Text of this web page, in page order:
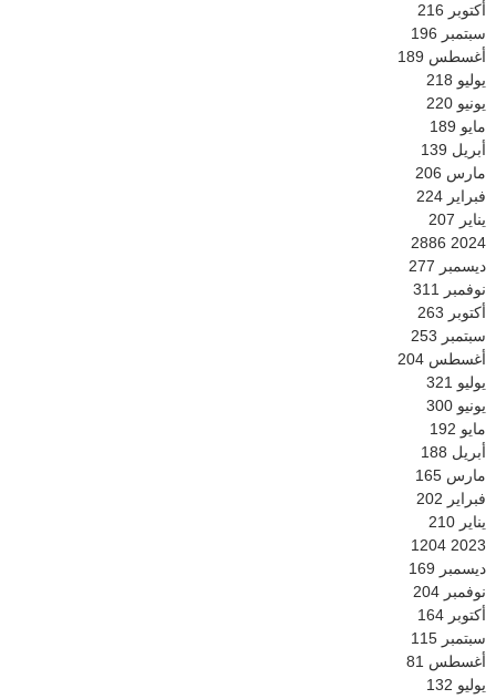
أكتوبر 216
سبتمبر 196
أغسطس 189
يوليو 218
يونيو 220
مايو 189
أبريل 139
مارس 206
فبراير 224
يناير 207
2024
2886
ديسمبر 277
نوفمبر 311
أكتوبر 263
سبتمبر 253
أغسطس 204
يوليو 321
يونيو 300
مايو 192
أبريل 188
مارس 165
فبراير 202
يناير 210
2023
1204
ديسمبر 169
نوفمبر 204
أكتوبر 164
سبتمبر 115
أغسطس 81
يوليو 132